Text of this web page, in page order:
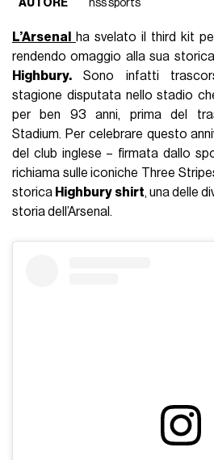
AUTORE
nss sports
L’Arsenal ha svelato il third kit
rendendo omaggio alla sua
Highbury. Sono infatti
stagione disputata nello stadio
per ben 93 anni, prima del
Stadium. Per celebrare questo
del club inglese – firmata dallo
richiama sulle iconiche Three
storica Highbury shirt, una delle
storia dell’Arsenal.